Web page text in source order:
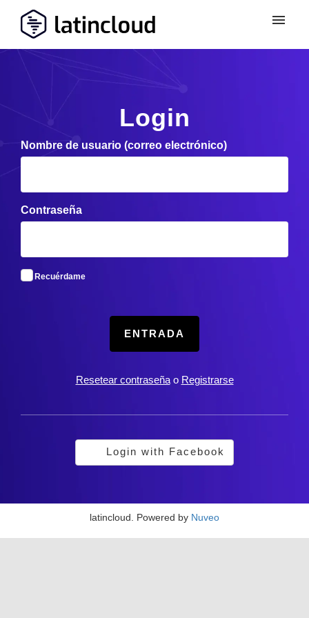
Login
Nombre de usuario (correo electrónico)
Contraseña
Recuérdame
ENTRADA
Resetear contraseñao Registrarse
Login with Facebook
latincloud. Powered by Nuveo